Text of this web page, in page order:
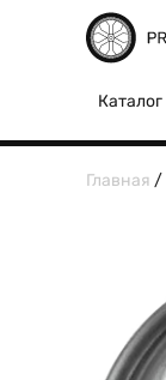
Каталог
Главная /